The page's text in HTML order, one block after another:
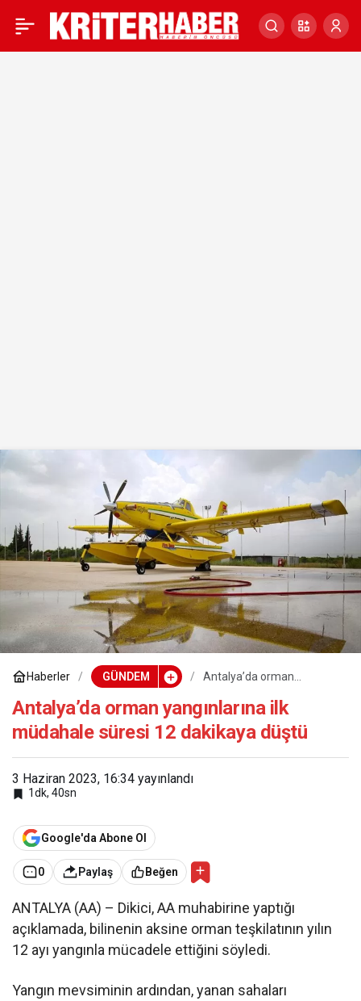
Haberler GÜNDEM
Antalya’da orman
süresi 12 dakikaya düştü
Antalya’da orman yangınlarına ilk
müdahale süresi 12 dakikaya düştü
3 Haziran 2023, 16:34 yayınlandı
1dk, 40sn
Google'da Abone Ol
0 Paylaş Beğen
ANTALYA (AA) – Dikici, AA muhabirine yaptığı
açıklamada, bilinenin aksine orman teşkilatının yılın
12 ayı yangınla mücadele ettiğini söyledi.
Yangın mevsiminin ardından, yanan sahaları
Antalya’da orman 0